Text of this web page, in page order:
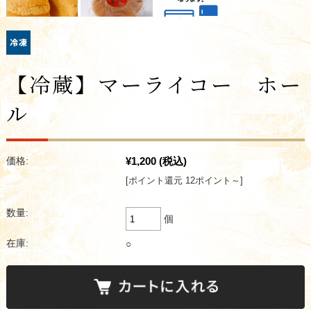
【冷蔵】マーライコー ホー
ル
価格: ¥1,200 (税込)
[ポイント還元 12ポイント～]
数量:
個
在庫: ○